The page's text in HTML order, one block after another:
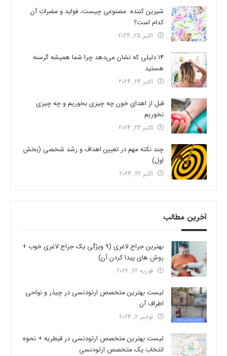
شیرین کننده مصنوعی چیست، فواید و مضرات آن
کدام است؟
اکتبر 25, 2024
14 دلیلی که نشان می‌دهد چرا شما همیشه گرسنه
هستید
اکتبر 24, 2024
قبل از اهدای خون چه چیزی بخوریم و چه چیزی
نخوریم
اکتبر 23, 2024
چند نکته مهم در تعیین اهداف و رشد شخصی (بخش
اول)
اکتبر 22, 2024
آخرین مطالب
بهترین جراح لاغری (9 ویژگی یک جراح لاغری خوب +
روش های پیدا کردن آن)
فوریه 22, 2026
لیست بهترین متخصص ارتودنسی در چیذر و نواحی
اطراف آن
نوامبر 6, 2024
لیست بهترین متخصص ارتودنسی در قیطریه + نحوه
انتخاب یک متخصص ارتودنسی